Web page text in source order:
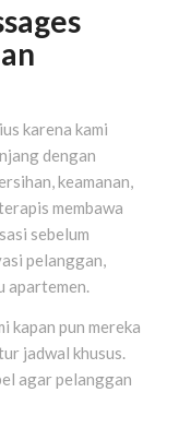
karena kami
dengan
keamanan,
membawa
sebelum
pelanggan,
apartemen.
kapan pun mereka
jadwal khusus.
agar pelanggan